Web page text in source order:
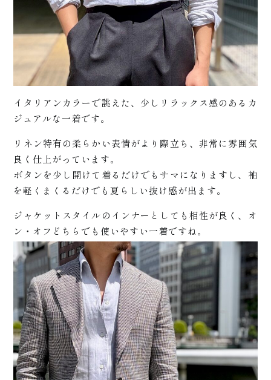
い
て
商
品
イタリアンカラーで誂えた、少しリラックス感のあるカ
ジュアルな一着です。
リネン特有の柔らかい表情がより際立ち、非常に雰囲気
良く仕上がっています。
ボタンを少し開けて着るだけでもサマになりますし、袖
を軽くまくるだけでも夏らしい抜け感が出ます。
ジャケットスタイルのインナーとしても相性が良く、オ
ン・オフどちらでも使いやすい一着ですね。